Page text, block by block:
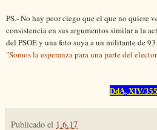
PS.- No hay peor ciego que el que no quiere
consistencia en sus argumentos similar a la
del PSOE y una foto suya a un militante de
"Somos la esperanza para una parte del
DdA, XIV/
Publicado el 1.6.17